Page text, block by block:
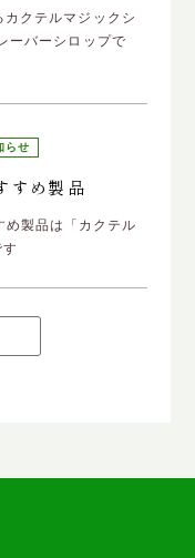
クテルマジックシ
ーバーシロップで
らせ
すめ製品
製品は「カクテル